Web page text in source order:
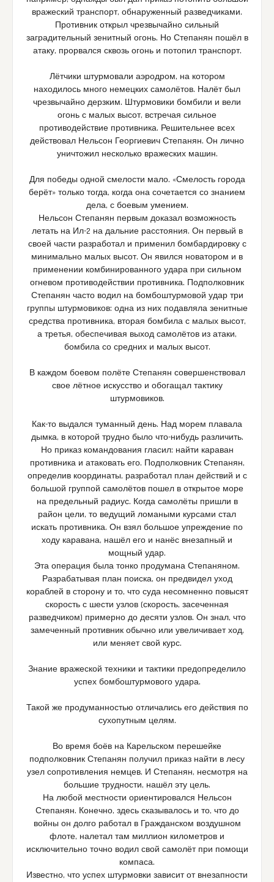
вражеский транспорт, обнаруженный разведчиками.
Противник открыл чрезвычайно сильный
заградительный зенитный огонь. Но Степанян пошёл в
атаку, прорвался сквозь огонь и потопил транспорт.
Лётчики штурмовали аэродром, на котором
находилось много немецких самолётов. Налёт был
чрезвычайно дерзким. Штурмовики бомбили и вели
огонь с малых высот, встречая сильное
противодействие противника. Решительнее всех
действовал Нельсон Георгиевич Степанян. Он лично
уничтожил несколько вражеских машин.
Для победы одной смелости мало. «Смелость города
берёт» только тогда, когда она сочетается со знанием
дела, с боевым умением.
Нельсон Степанян первым доказал возможность
летать на Ил-2 на дальние расстояния. Он первый в
своей части разработал и применил бомбардировку с
минимально малых высот. Он явился новатором и в
применении комбинированного удара при сильном
огневом противодействии противника. Подполковник
Степанян часто водил на бомбоштурмовой удар три
группы штурмовиков: одна из них подавляла зенитные
средства противника, вторая бомбила с малых высот,
а третья, обеспечивая выход самолётов из атаки,
бомбила со средних и малых высот.
В каждом боевом полёте Степанян совершенствовал
свое лётное искусство и обогащал тактику
штурмовиков.
Как-то выдался туманный день. Над морем плавала
дымка, в которой трудно было что-нибудь различить.
Но приказ командования гласил: найти караван
противника и атаковать его. Подполковник Степанян,
определив координаты, разработал план действий и с
большой группой самолётов пошел в открытое море
на предельный радиус. Когда самолёты пришли в
район цели, то ведущий ломаными курсами стал
искать противника. Он взял большое упреждение по
ходу каравана, нашёл его и нанёс внезапный и
мощный удар.
Эта операция была тонко продумана Степаняном.
Разрабатывая план поиска, он предвидел уход
кораблей в сторону и то, что суда несомненно повысят
скорость с шести узлов (скорость, засеченная
разведчиком) примерно до десяти узлов. Он знал, что
замеченный противник обычно или увеличивает ход,
или меняет свой курс.
Знание вражеской техники и тактики предопределило
успех бомбоштурмового удара.
Такой же продуманностью отличались его действия по
сухопутным целям.
Во время боёв на Карельском перешейке
подполковник Степанян получил приказ найти в лесу
узел сопротивления немцев. И Степанян, несмотря на
большие трудности, нашёл эту цель.
На любой местности ориентировался Нельсон
Степанян. Конечно, здесь сказывалось и то, что до
войны он долго работал в Гражданском воздушном
флоте, налетал там миллион километров и
исключительно точно водил свой самолёт при помощи
компаса.
Известно, что успех штурмовки зависит от внезапности